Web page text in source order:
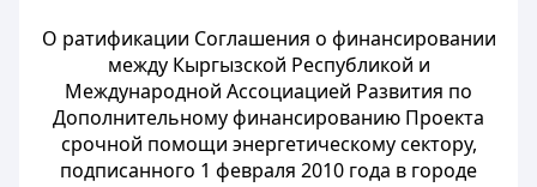
О ратификации Соглашения о финансировании
между Кыргызской Республикой и
Международной Ассоциацией Развития по
Дополнительному финансированию Проекта
срочной помощи энергетическому сектору,
подписанного 1 февраля 2010 года в городе